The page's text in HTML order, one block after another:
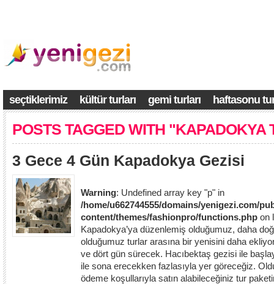
seçtiklerimiz kültür turları gemi turları haftasonu
POSTS TAGGED WITH "KAPADOKYA
3 Gece 4 Gün Kapadokya Gezisi
Warning: Undefined array key "p" in
/home/u662744555/domains/yenigezi.com/
content/themes/fashionpro/functions.php on
Kapadokya’ya düzenlemiş olduğumuz, daha
olduğumuz turlar arasına bir yenisini daha
ve dört gün sürecek. Hacıbektaş gezisi ile
ile sona erecekken fazlasıyla yer göreceğiz.
ödeme koşullarıyla satın alabileceğiniz tur